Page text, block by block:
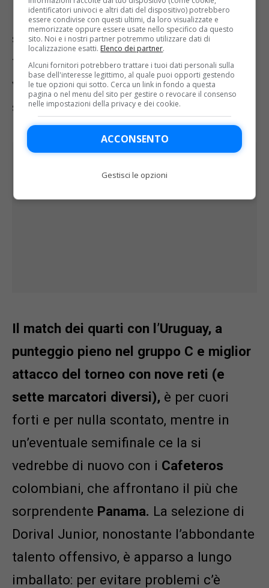
pareggi conColombia e Costa Ricaper
superare lo scoglio dei gironi, ma il
tabellone che si profila avanti ai
verdeoro non si preannuncia per nulla
semplice.
Il match dei quarti con l’Uruguay, a
punteggio pieno nel gruppo C e miglior
attacco del torneo con nove reti (e
sette marcatori diversi), è per cuori
forti e per nulla scontato, mentre in
un’eventuale semifinale ce la si
vedrebbe di nuovo con i Cafeteros
colombiani, che affrontano il più che
sorprendente Panama. La selezione di
Dorival Junior, nonostante l’abbondante
talento offensivo, è apparso a lungo
imballato: per evitare problemi c’è
identificatori univoci e altri dati del dispositivo) potrebbero
essere condivise con questi ultimi, da loro visualizzate e
memorizzate oppure essere usate nello specifico da questo
sito. Noi e i nostri partner potremmo utilizzare dati di
localizzazione esatti. Elenco dei partner.
Alcuni fornitori potrebbero trattare i tuoi dati personali sulla
base dell'interesse legittimo, al quale puoi opporti gestendo
le tue opzioni qui sotto. Cerca un link in fondo a questa
pagina o nel menu del sito per gestire o revocare il consenso
nelle impostazioni della privacy e dei cookie.
ACCONSENTO
Gestisci le opzioni